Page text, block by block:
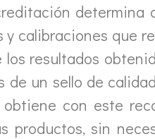
determina
calibraciones que
resultados
un sello de
con este
productos, sin